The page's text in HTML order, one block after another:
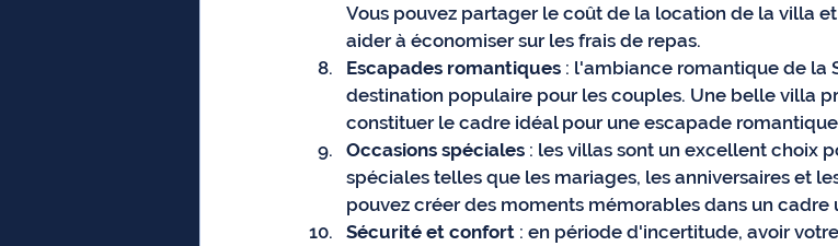
Vous pouvez partager le coût de la location de la villa
aider à économiser sur les frais de repas.
Escapades romantiques : l'ambiance romantique de la
destination populaire pour les couples. Une belle villa
constituer le cadre idéal pour une escapade
Occasions spéciales : les villas sont un excellent choix
spéciales telles que les mariages, les anniversaires et
pouvez créer des moments mémorables dans un cadre
Sécurité et confort : en période d'incertitude, avoir